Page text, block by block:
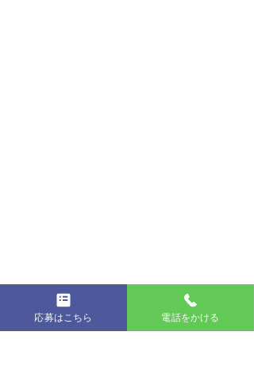
応募はこちら 電話をかける